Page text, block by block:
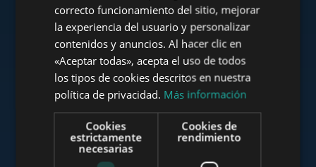
www.tower-investments.com
www.towerassistance.com
HUNGARIAN
FRENCH
SPANISH
RUSSIAN
correcto funcionamiento del sitio, mejorar
la experiencia del usuario y personalizar
contenidos y anuncios. Al hacer clic en
«Aceptar todas», acepta el uso de todos
los tipos de cookies descritos en nuestra
política de privacidad. Más información
Cookies
estrictamente
necesarias
Cookies de
rendimiento